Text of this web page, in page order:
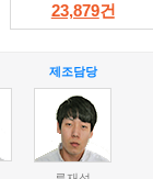
23,879건
제조담당